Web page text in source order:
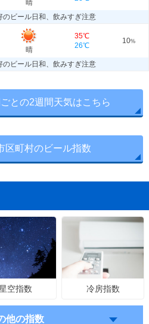
晴
のビール日和、飲みすぎ注意
晴
35℃
26℃
10%
のビール日和、飲みすぎ注意
との2週間天気はこちら
区町村のビール指数
空指数 冷房指数
他の指数